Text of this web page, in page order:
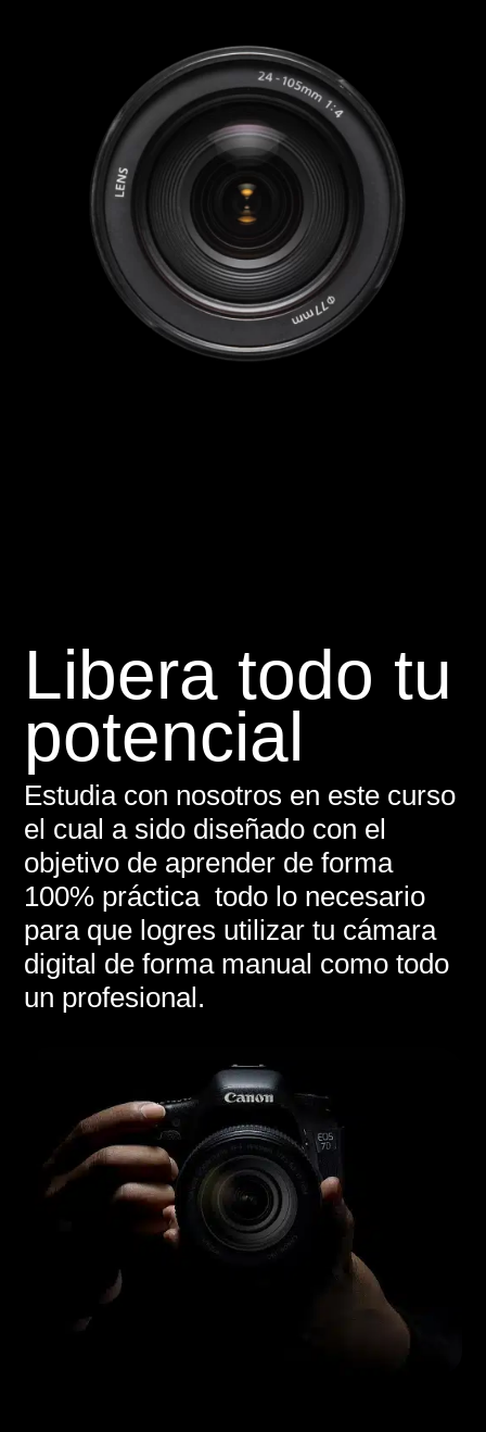
Libera todo tu
potencial
Estudia con nosotros en este curso
el cual a sido diseñado con el
objetivo de aprender de forma
100% práctica todo lo necesario
para que logres utilizar tu cámara
digital de forma manual como todo
un profesional.